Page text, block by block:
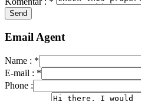
Email Agent
Name : *
E-mail : *
Phone :